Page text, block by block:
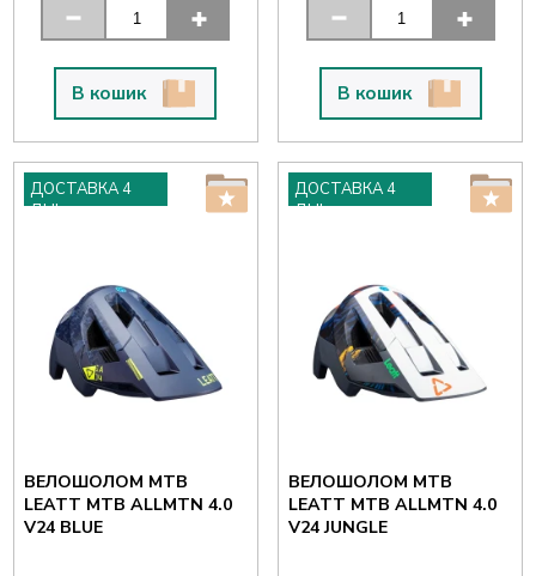
В кошик В кошик
ДОСТАВКА 4
ДНІ
ВЕЛОШОЛОМ MTB
LEATT MTB ALLMTN 4.0
V24 BLUE
ДОСТАВКА 4
ДНІ
ВЕЛОШОЛОМ MTB
LEATT MTB ALLMTN 4.0
V24 JUNGLE